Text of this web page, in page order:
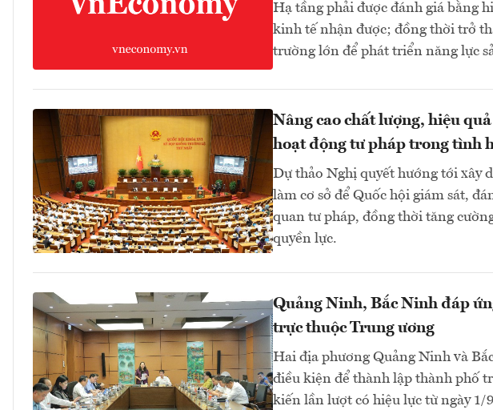
Hạ tầng phải được đánh giá bằng
kinh tế nhận được; đồng thời trở
trường lớn để phát triển năng lực
Nâng cao chất lượng, hiệu
hoạt động tư pháp trong tình
Dự thảo Nghị quyết hướng tới xây
làm cơ sở để Quốc hội giám sát,
quan tư pháp, đồng thời tăng
quyền lực.
Quảng Ninh, Bắc Ninh đáp
trực thuộc Trung ương
Hai địa phương Quảng Ninh và
điều kiện để thành lập thành phố
kiến lần lượt có hiệu lực từ ngày 1/